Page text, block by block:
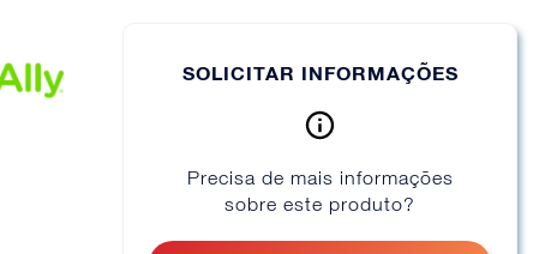
SOLICITAR INFORMAÇÕES
Precisa de mais informações
sobre este produto?